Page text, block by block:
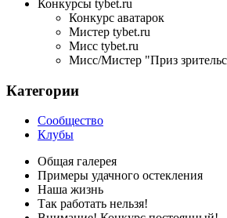
Конкурсы tybet.ru
Конкурс аватарок
Мистер tybet.ru
Мисс tybet.ru
Мисс/Мистер "Приз
Категории
Сообщество
Клубы
Общая галерея
Примеры удачного остекления
Наша жизнь
Так работать нельзя!